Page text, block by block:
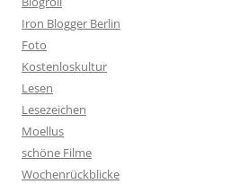
Iron Blogger Berlin
Foto
Kostenloskultur
Lesen
Lesezeichen
Moellus
schöne Filme
Wochenrückblicke